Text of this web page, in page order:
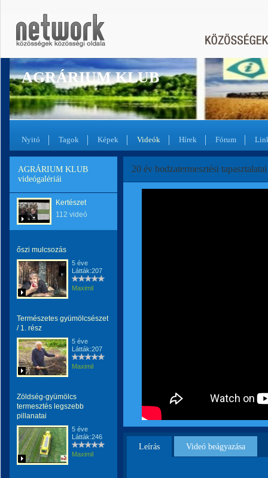
AGRÁRIUM KLUB
Nyitó Tagok Képek Videók Hírek Fórum
AGRÁRIUM KLUB
videógalériái
Kertészet
112 videó
őszi mulcsozás
5 éve
Látták:207
Maximil
Természetes gyümölcsészet
/ 1. rész
5 éve
Látták:207
Maximil
Zöldség-gyümölcs
termesztés legszebb
pillanatai
5 éve
Látták:246
Maximil
20 év bodzatermesztési tapasztalatai
Leírás Videó beágyazása